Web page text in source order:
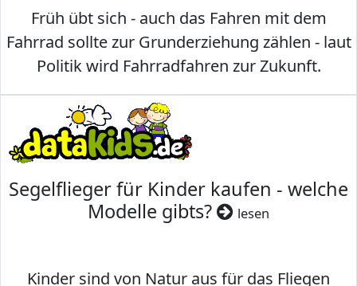
Früh übt sich - auch das Fahren mit dem
Fahrrad sollte zur Grunderziehung zählen - laut
Politik wird Fahrradfahren zur Zukunft.
Segelflieger für Kinder kaufen - welche
Modelle gibts?
lesen
Kinder sind von Natur aus für das Fliegen